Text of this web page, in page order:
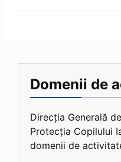
Domenii de
Direcția Generală
Protecția Copilului
domenii de